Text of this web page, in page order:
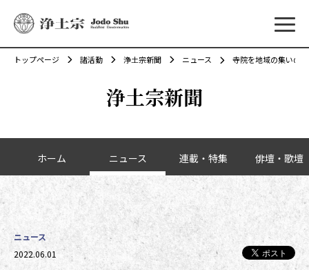
メ
浄土宗新聞
トップページ 諸活動 浄土宗新聞 ニュース 寺院を地域の集いの
カテゴリーナビゲーション
ホーム ニュース 連載・特集 俳壇・歌壇
ニュース
投稿日時
2022.06.01